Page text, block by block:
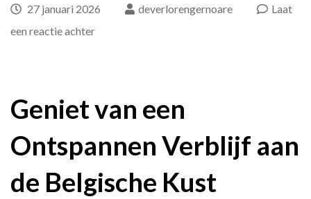
27 januari 2026 deverlorengernoare
Laat
een reactie achterop
de
Belgische
Ontspan
Geniet van een
Ontspannen Verblijf aan
de Belgische Kust